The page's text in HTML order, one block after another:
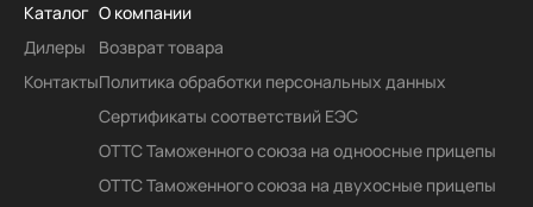
Каталог
Дилеры
Контакты
О компании
Возврат товара
Политика обработки персональных данных
Сертификаты соответствий ЕЭС
ОТТС Таможенного союза на одноосные прицепы
ОТТС Таможенного союза на двухосные прицепы